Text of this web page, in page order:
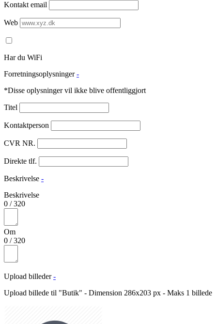
Kontakt email
Web
Har du WiFi
Forretningsoplysninger -
*Disse oplysninger vil ikke blive offentliggjort
Titel
Kontaktperson
CVR NR.
Direkte tlf.
Beskrivelse -
Beskrivelse
0 /320
Om
0 /320
Upload billeder -
Upload billede til "Butik" - Dimension 286x203 px - Maks 1 billede